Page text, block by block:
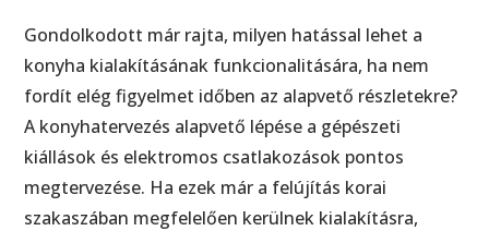
Gondolkodott már rajta, milyen hatással lehet a
konyha kialakításának funkcionalitására, ha nem
fordít elég figyelmet időben az alapvető részletekre?
A konyhatervezés alapvető lépése a gépészeti
kiállások és elektromos csatlakozások pontos
megtervezése. Ha ezek már a felújítás korai
szakaszában megfelelően kerülnek kialakításra,